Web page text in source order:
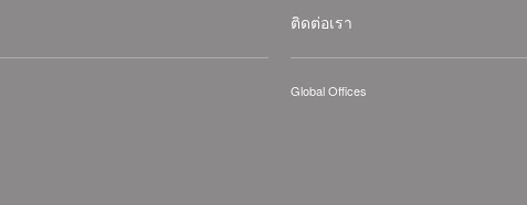
ติดต่อเรา
Global Offices